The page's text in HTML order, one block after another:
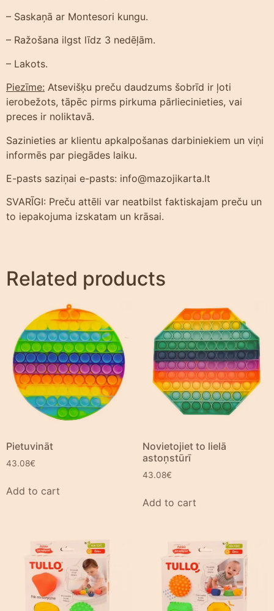
– Saskaņā ar Montesori kungu.
– Ražošana ilgst līdz 3 nedēļām.
– Lakots.
Piezīme: Atsevišķu preču daudzums šobrīd ir ļoti
ierobežots, tāpēc pirms pirkuma pārliecinieties, vai
preces ir noliktavā.
Sazinieties ar klientu apkalpošanas darbiniekiem un viņi
informēs par piegādes laiku.
E-pasts saziņai e-pasts: info@mazojikarta.lt
SVARĪGI: Preču attēli var neatbilst faktiskajam preču un
to iepakojuma izskatam un krāsai.
Related products
Pietuvināt
43.08€
Add to cart
Novietojiet to lielā
astoņstūrī
43.08€
Add to cart